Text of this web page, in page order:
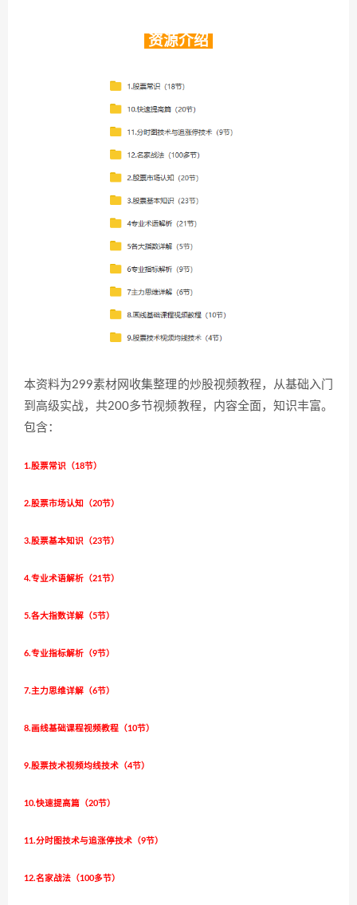
资源介绍
本资料为299素材网收集整理的炒股视频教程，从基础入门
到高级实战，共200多节视频教程，内容全面，知识丰富。
包含：
1.股票常识（18节）
2.股票市场认知（20节）
3.股票基本知识（23节）
4.专业术语解析（21节）
5.各大指数详解（5节）
6.专业指标解析（9节）
7.主力思维详解（6节）
8.画线基础课程视频教程（10节）
9.股票技术视频均线技术（4节）
10.快速提高篇（20节）
11.分时图技术与追涨停技术（9节）
12.名家战法（100多节）